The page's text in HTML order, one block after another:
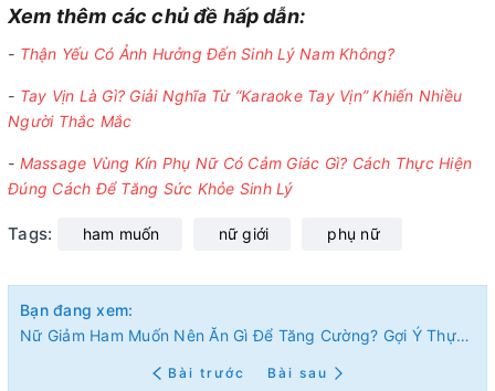
Xem thêm các chủ đề hấp dẫn:
- Thận Yếu Có Ảnh Hưởng Đến Sinh Lý Nam Không?
- Tay Vịn Là Gì? Giải Nghĩa Từ “Karaoke Tay Vịn” Khiến Nhiều
Người Thắc Mắc
- Massage Vùng Kín Phụ Nữ Có Cảm Giác Gì? Cách Thực Hiện
Đúng Cách Để Tăng Sức Khỏe Sinh Lý
Tags: ham muốn nữ giới phụ nữ
Bạn đang xem:
Nữ Giảm Ham Muốn Nên Ăn Gì Để Tăng Cường? Gợi Ý Thực Phẩm Giúp Cải Thiện Sinh Lý Hiệu Quả
Bài trước Bài sau